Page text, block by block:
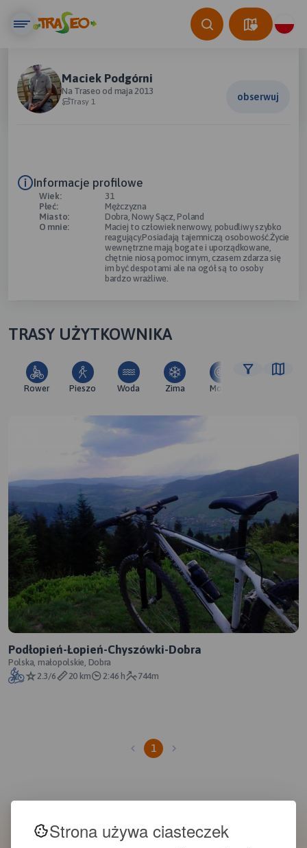
Strona używa ciasteczek
Maciek Podgórni
Na Traseo od maja 2013
Trasy 1 obserwuj
Informacje profilowe
Wiek:
31
Płeć:
Mężczyzna
Miasto:
Dobra, Nowy Sącz, Poland
O mnie:
Maciej to człowiek nerwowy, pobudliwy szybko
reagujący.Posiadają tajemniczą osobowość.Życie
wewnętrzne mają bogate i uporządkowane,
chętnie niosą pomoc innym, czasem zdarza się
im być despotami ale na ogół są to osoby
bardzo wrażliwe.
TRASY UŻYTKOWNIKA
Rower Pieszo Woda Zima Moto
Podłopień-Łopień-Chyszówki-Dobra
Polska, małopolskie, Dobra
2.3/6
20 km 2:46 h 744m
1